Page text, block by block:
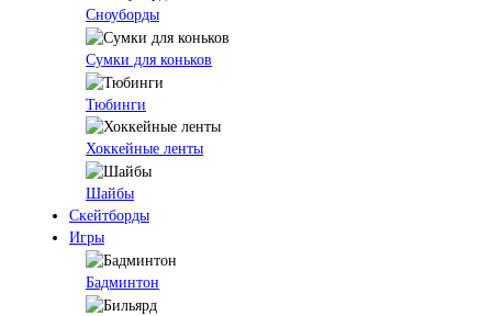
Сноуборды
Сумки для коньков
Тюбинги
Хоккейные ленты
Шайбы
Скейтборды
Игры
Бадминтон